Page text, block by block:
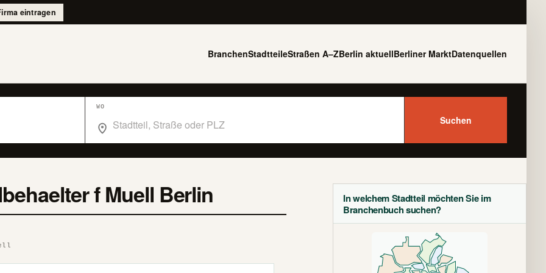
eintragen
BranchenStadtteileStraßen A–ZBerlin aktuellBerliner MarktDatenquellen
WO
Suchen
In welchem Stadtteil möchten Sie im
Branchenbuch suchen?
f Muell Berlin